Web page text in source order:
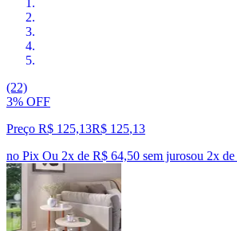
(22)
3% OFF
Preço R$ 125,13R$ 125,13
no Pix Ou 2x de R$ 64,50 sem jurosou 2x de